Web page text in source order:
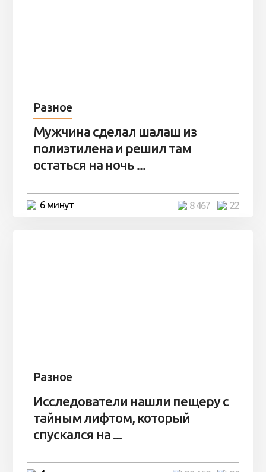
Разное
Мужчина сделал шалаш из
полиэтилена и решил там
остаться на ночь ...
6 минут 22
8 467
Разное
Исследователи нашли пещеру с
тайным лифтом, который
спускался на ...